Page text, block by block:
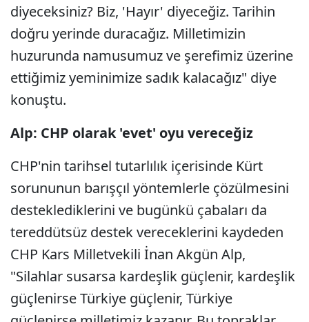
diyeceksiniz? Biz, 'Hayır' diyeceğiz. Tarihin
doğru yerinde duracağız. Milletimizin
huzurunda namusumuz ve şerefimiz üzerine
ettiğimiz yeminimize sadık kalacağız" diye
konuştu.
Alp: CHP olarak 'evet' oyu vereceğiz
CHP'nin tarihsel tutarlılık içerisinde Kürt
sorununun barışçıl yöntemlerle çözülmesini
desteklediklerini ve bugünkü çabaları da
tereddütsüz destek vereceklerini kaydeden
CHP Kars Milletvekili İnan Akgün Alp,
"Silahlar susarsa kardeşlik güçlenir, kardeşlik
güçlenirse Türkiye güçlenir, Türkiye